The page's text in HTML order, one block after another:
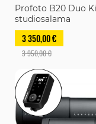
Profoto B20 Duo
studiosalama
3 350,00 €
3 950,00 €